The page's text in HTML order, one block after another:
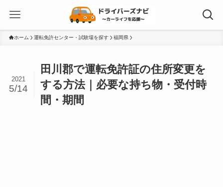
ホーム 運転免許センター・試験場を探す 福岡県
田川郡で運転免許証の住所変更を
する方法｜必要な持ち物・受付時
間・期間
2021
5/14